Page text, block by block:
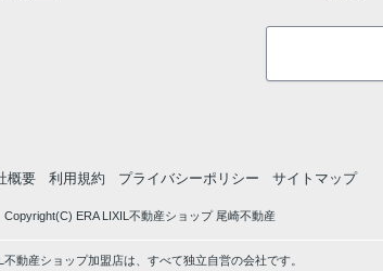
概要 利用規約 プライバシーポリシー サイトマップ
Copyright(C) ERA LIXIL不動産ショップ 尾崎不動産
不動産ショップ加盟店は、すべて独立自営の会社です。